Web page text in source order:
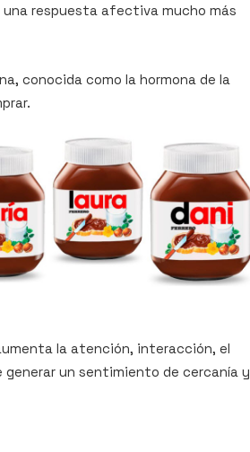
respuesta afectiva mucho más
conocida como la hormona de la
la atención, interacción, el
generar un sentimiento de cercanía y